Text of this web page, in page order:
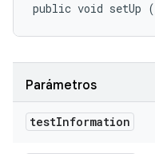
public void setUp (
Parámetros
testInformation